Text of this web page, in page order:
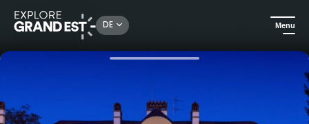
DE Menu
Sehenswertes in der Region Grand Est Ausflug zum Schloss Hochberg